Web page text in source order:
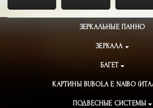
ЗЕРКАЛЬНЫЕ ПАННО
ЗЕРКАЛА
БАГЕТ
КАРТИНЫ BUBOLA E NAIBO
ПОДВЕСНЫЕ СИСТЕМЫ